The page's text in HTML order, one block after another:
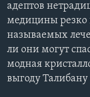
адептов
медицины резко
называемых
ли они могут
модная
выгоду